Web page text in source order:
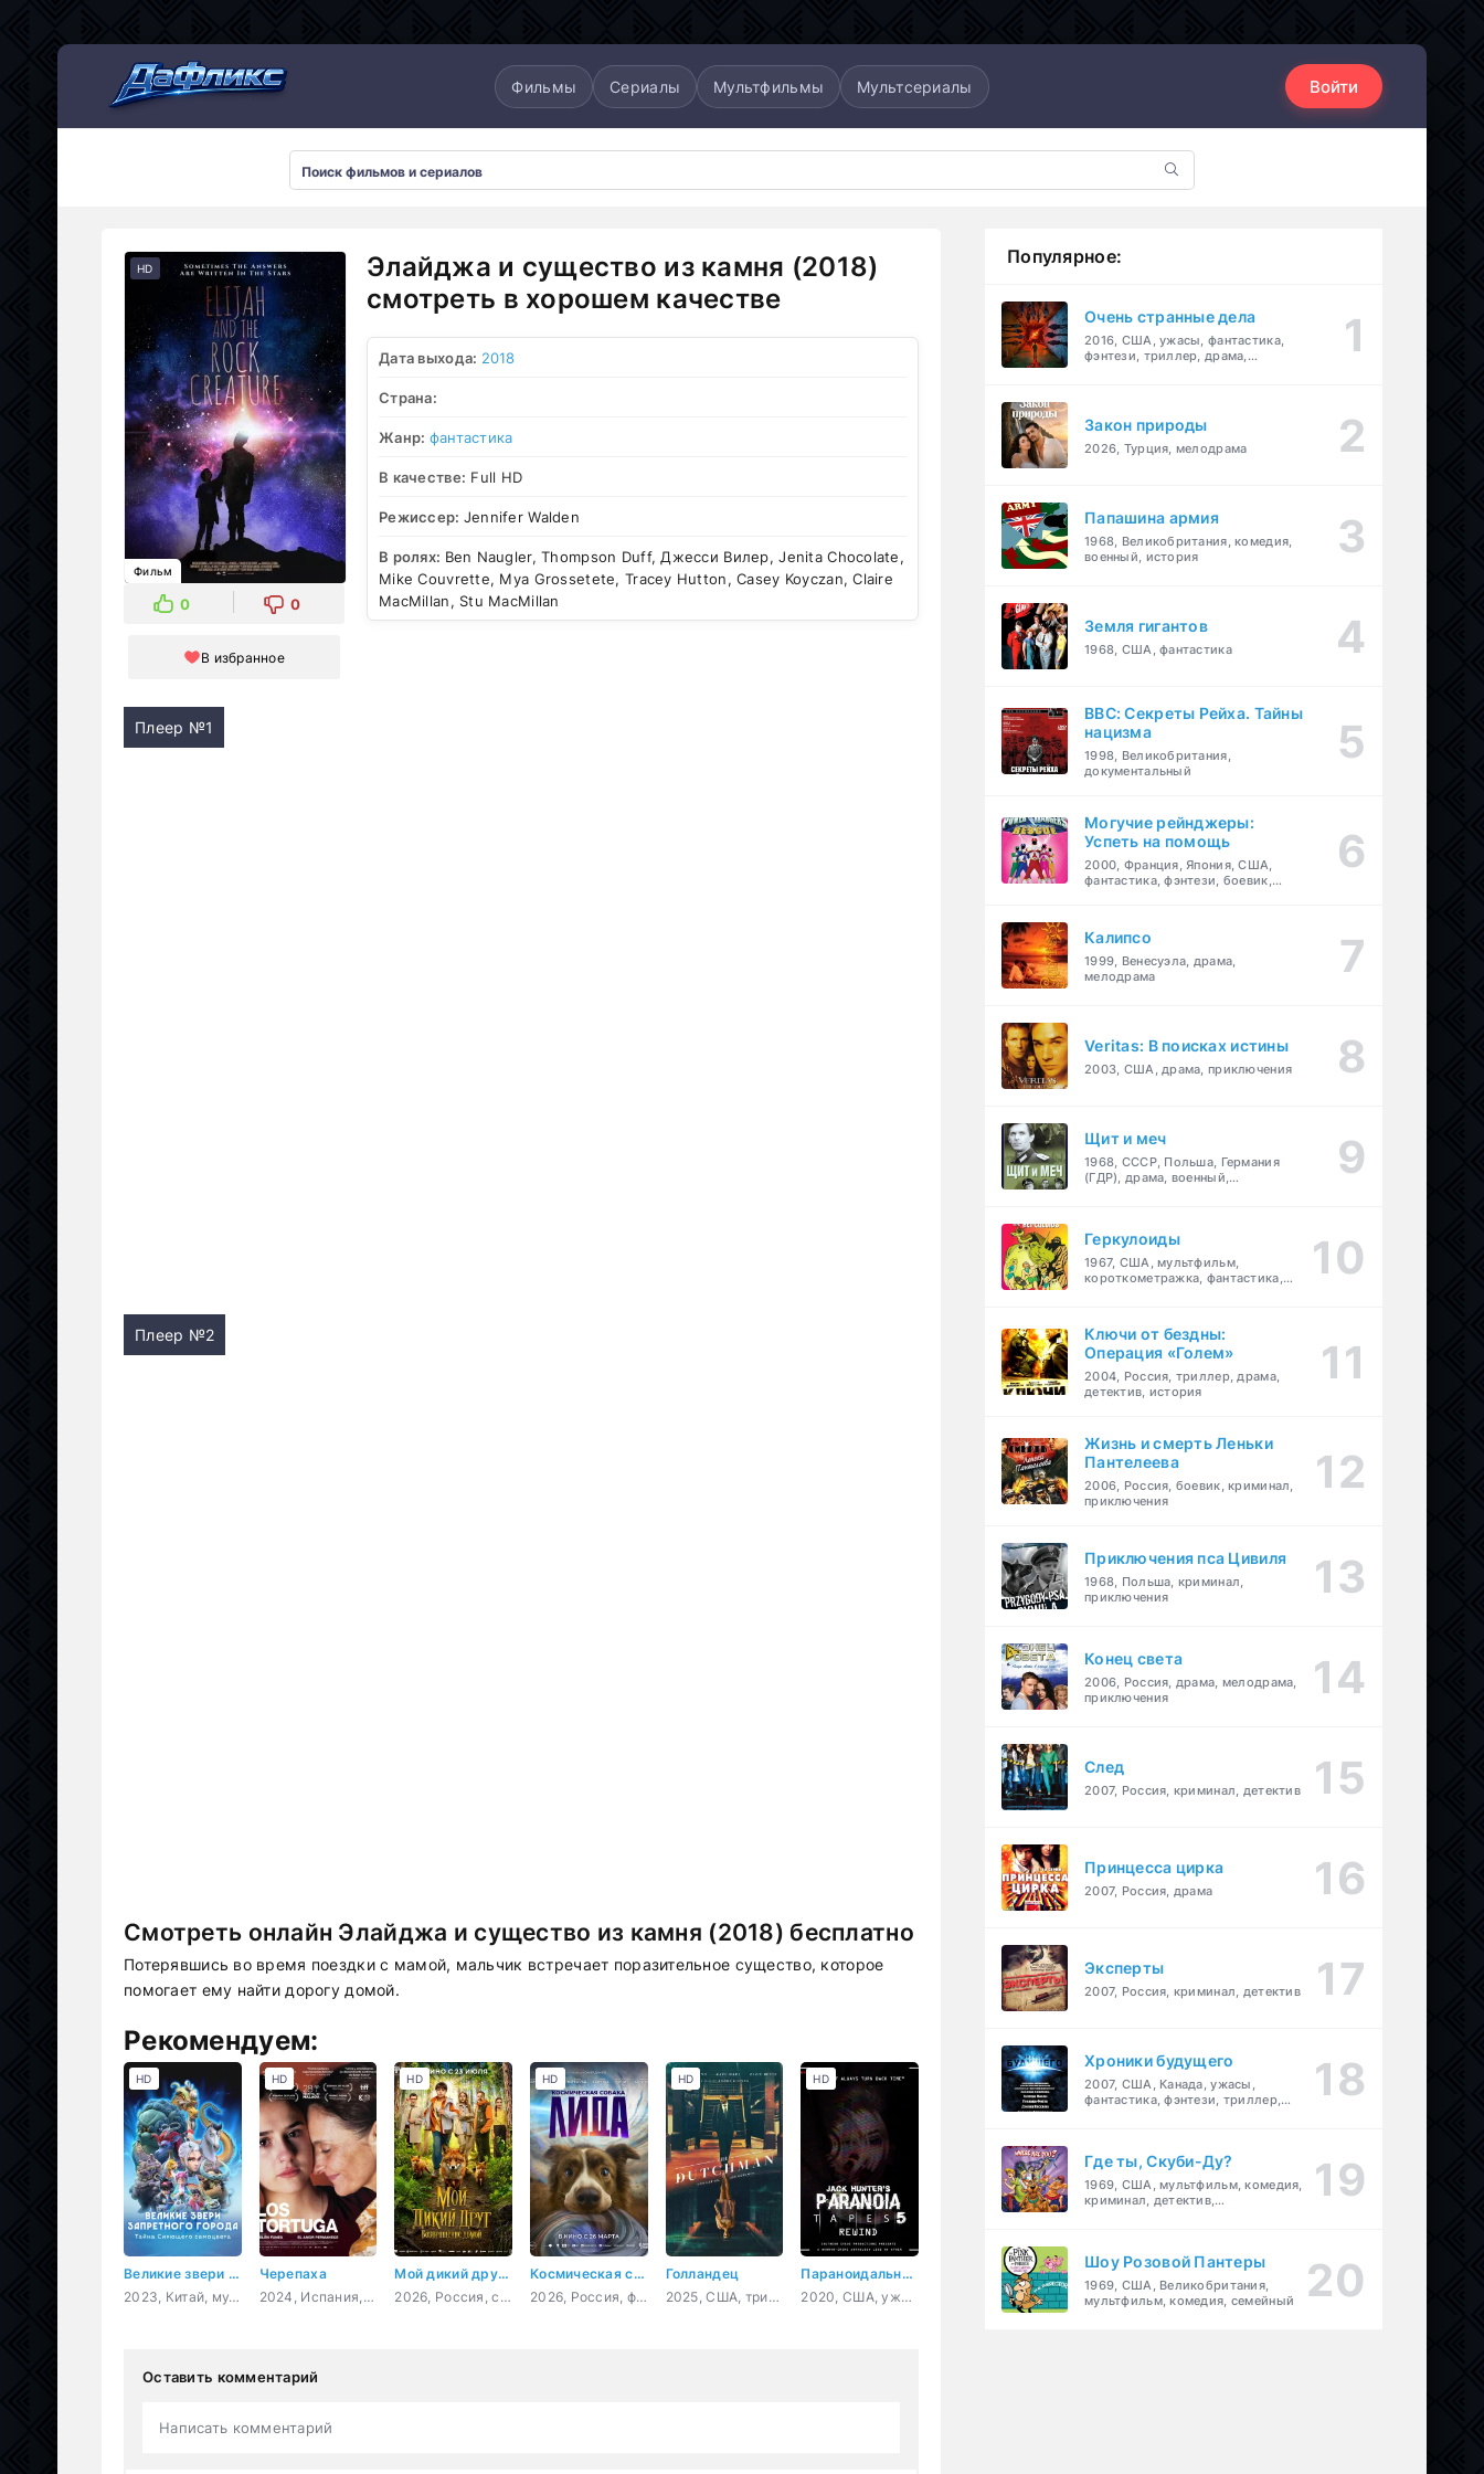
Фильмы Сериалы Мультфильмы Мультсериалы Войти
HD
Фильм
0 0
В избранное
Элайджа и существо из камня (2018)
смотреть в хорошем качестве
Дата выхода: 2018
Страна:
Жанр: фантастика
В качестве: Full HD
Режиссер: Jennifer Walden
В ролях: Ben Naugler, Thompson Duff, Джесси Вилер, Jenita Chocolate,
Mike Couvrette, Mya Grossetete, Tracey Hutton, Casey Koyczan, Claire
MacMillan, Stu MacMillan
Плеер №1
Плеер №2
Смотреть онлайн Элайджа и существо из камня (2018) бесплатно
Потерявшись во время поездки с мамой, мальчик встречает поразительное существо, которое
помогает ему найти дорогу домой.
Рекомендуем:
Великие звери Запретного города: Тайна Сияющего самоцвета
2023, Китай, мультфильм, фэнтези, приключения, комедия, семейный
HD
Черепаха
2024, Испания, Чили, драма
HD
Мой дикий друг. Возвращение домой
2026, Россия, семейный, приключения
HD
Космическая собака Лида
2026, Россия, фантастика
HD
Голландец
2025, США, триллер, драма
HD
Параноидальные плёнки 5: Перемотка
2020, США, ужасы
HD
Оставить комментарий
Написать комментарий
Популярное:
Очень странные дела
2016, США, ужасы, фантастика,
фэнтези, триллер, драма,
Закон природы
2026, Турция, мелодрама
Папашина армия
1968, Великобритания, комедия,
военный, история
Земля гигантов
1968, США, фантастика
BBC: Секреты Рейха. Тайны
нацизма
1998, Великобритания,
документальный
Могучие рейнджеры:
Успеть на помощь
2000, Франция, Япония, США,
фантастика, фэнтези, боевик,
Калипсо
1999, Венесуэла, драма,
мелодрама
Veritas: В поисках истины
2003, США, драма, приключения
Щит и меч
1968, СССР, Польша, Германия
(ГДР), драма, военный,
Геркулоиды
1967, США, мультфильм,
короткометражка, фантастика,
Ключи от бездны:
Операция «Голем»
2004, Россия, триллер, драма,
детектив, история
Жизнь и смерть Леньки
Пантелеева
2006, Россия, боевик, криминал,
приключения
Приключения пса Цивиля
1968, Польша, криминал,
приключения
Конец света
2006, Россия, драма, мелодрама,
приключения
След
2007, Россия, криминал, детектив
Принцесса цирка
2007, Россия, драма
Эксперты
2007, Россия, криминал, детектив
Хроники будущего
2007, США, Канада, ужасы,
фантастика, фэнтези, триллер,
Где ты, Скуби-Ду?
1969, США, мультфильм, комедия,
криминал, детектив,
Шоу Розовой Пантеры
1969, США, Великобритания,
мультфильм, комедия, семейный
Мультсериалы